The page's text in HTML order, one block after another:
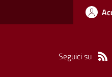
Seguici su